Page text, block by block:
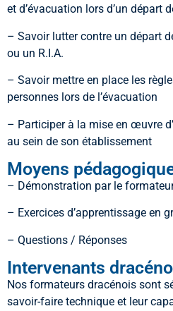
et d’évacuation lors d’un départ
– Savoir lutter contre un départ
ou un R.I.A.
– Savoir mettre en place les
personnes lors de l’évacuation
– Participer à la mise en œuvre
au sein de son établissement
Moyens
– Démonstration par le
– Exercices d’apprentissage en
– Questions / Réponses
Intervenants
Nos formateurs dracénois sont
savoir-faire technique et leur